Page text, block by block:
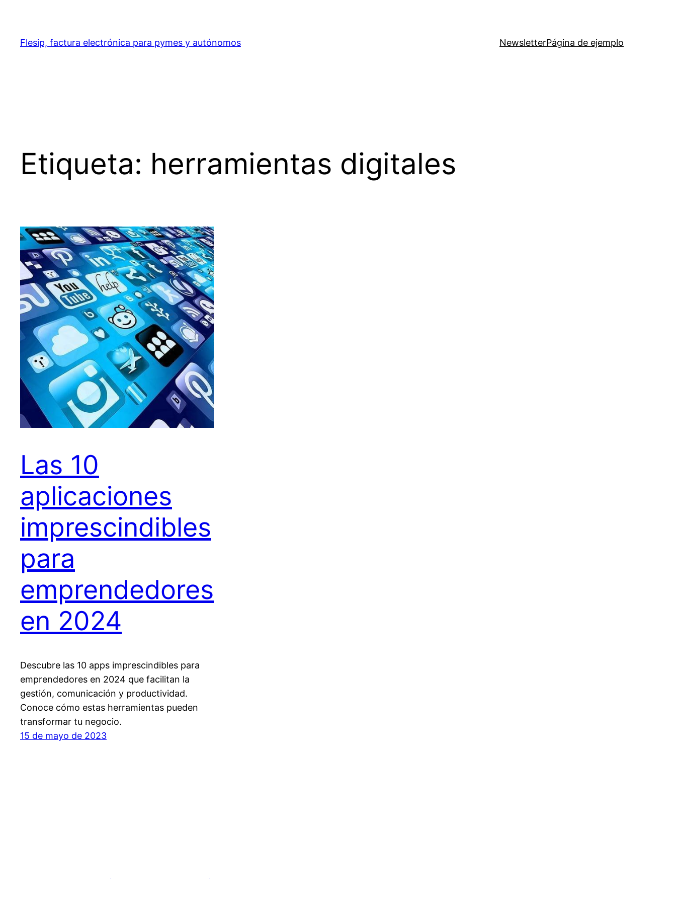
contenido
Flesip, factura electrónica para pymes y autónomos NewsletterPágina de ejemplo
Etiqueta: herramientas digitales
Las 10
aplicaciones
imprescindibles
para
emprendedores
en 2024
Descubre las 10 apps imprescindibles para
emprendedores en 2024 que facilitan la
gestión, comunicación y productividad.
Conoce cómo estas herramientas pueden
transformar tu negocio.
15 de mayo de 2023
Flesip, factura electrónica para pymes y autónomos